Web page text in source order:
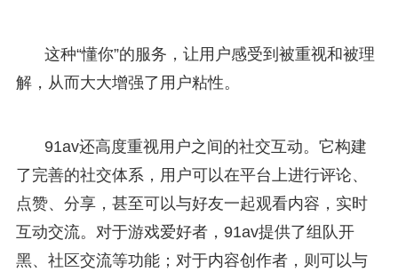
这种“懂你”的服务，让用户感受到被重视和被理
解，从而大大增强了用户粘性。
91av还高度重视用户之间的社交互动。它构建
了完善的社交体系，用户可以在平台上进行评论、
点赞、分享，甚至可以与好友一起观看内容，实时
互动交流。对于游戏爱好者，91av提供了组队开
黑、社区交流等功能；对于内容创作者，则可以与